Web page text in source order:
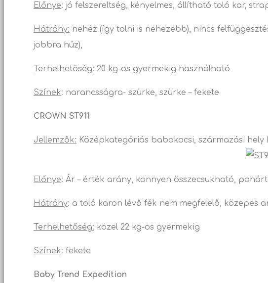
Előnye: jó felszereltség, kényelmes, állítható toló kar,
Hátrány: nehéz (így tolni is nehezebb), nincs
jobbra húz),
Terhelhetőség: 20 kg-os gyermekig használható
Színek: narancsságra- szürke, szürke – fekete
CROWN ST911
Jellemzők: Középkategóriás babakocsi,
Előnye: Ár – érték arány, könnyen összecsukható,
Hátrány: a toló karon lévő fék nem megfelelő, közepes
Terhelhetőség: közel 22 kg-os gyermekig
Színek: fekete
Baby Trend Expedition